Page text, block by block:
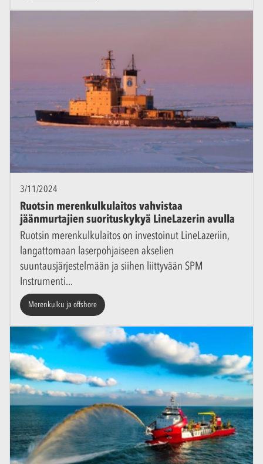
3/11/2024
Ruotsin merenkulkulaitos vahvistaa
jäänmurtajien suorituskykyä LineLazerin avulla
Ruotsin merenkulkulaitos on investoinut LineLazeriin,
langattomaan laserpohjaiseen akselien
suuntausjärjestelmään ja siihen liittyvään SPM
Instrumenti
Merenkulku ja offshore